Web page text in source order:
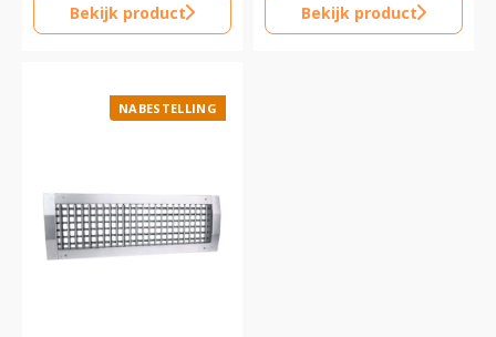
Bekijk product Bekijk product
NABESTELLING